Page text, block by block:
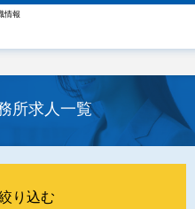
情報
所求⼈一覧
り込む